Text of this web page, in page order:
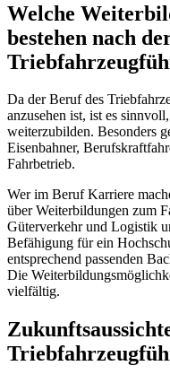
Welche
bestehen nach
Da der Beruf des
anzusehen ist, ist es
weiterzubilden. Besonders
Eisenbahner,
Fahrbetrieb.
Wer im Beruf Karriere
über Weiterbildungen zum
Güterverkehr und Logistik
Befähigung für ein
entsprechend passenden
Die
vielfältig.